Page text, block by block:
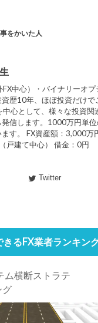
をかいた人
FX中心）・バイナリーオ
資歴10年、ほぼ投資だけで
中心として、様々な投資
発信します。1000万円単
ます。 FX資産額：3,000万
戸建て中心） 借金：0円
Twitter
きるFX業者ランキン
ム横断ストラテ
グ